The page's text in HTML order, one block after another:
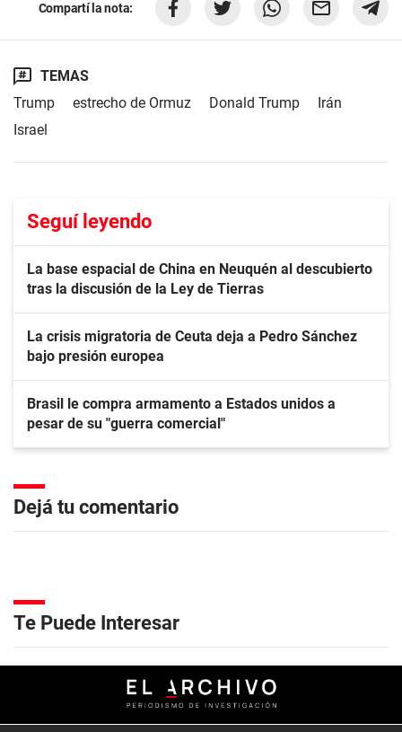
Compartí la nota:
TEMAS
Trump
estrecho de Ormuz Donald Trump
Irán
Israel
Seguí leyendo
La base espacial de China en Neuquén al descubierto
tras la discusión de la Ley de Tierras
La crisis migratoria de Ceuta deja a Pedro Sánchez
bajo presión europea
Brasil le compra armamento a Estados unidos a
pesar de su "guerra comercial"
Dejá tu comentario
Te Puede Interesar